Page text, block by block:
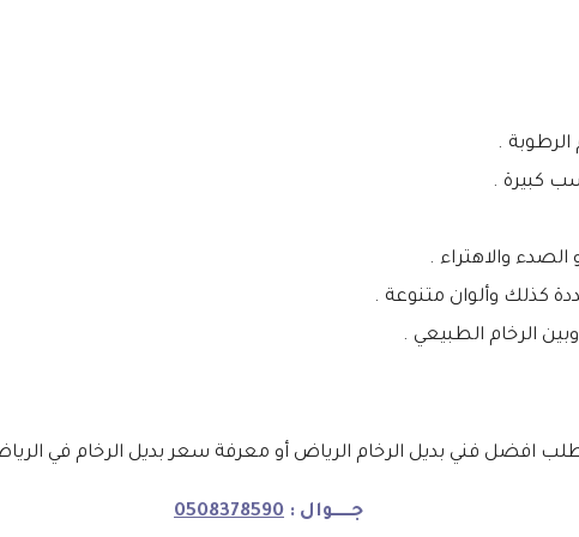
الرطوبة .
كبيرة .
الصدء والاهتراء .
كذلك وألوان متنوعة .
الرخام الطبيعي .
افضل فني بديل الرخام الرياض أو معرفة سعر بديل الرخام في
جـــــوال : 0508378590